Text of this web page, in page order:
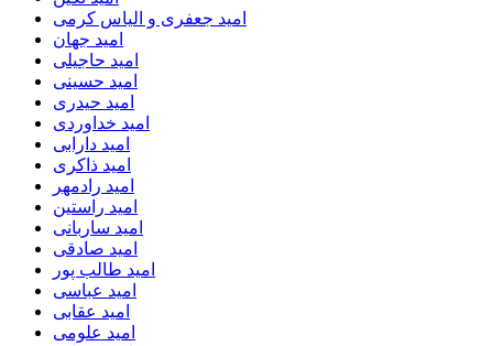
امید جعفری و الیاس کرمی
امید جهان
امید حاجیلی
امید حسینی
امید حیدری
امید خداوردی
امید دارابی
امید ذاکری
امید رادمهر
امید راستین
امید ساربانی
امید صادقی
امید طالب پور
امید عباسی
امید عقابی
امید علومی